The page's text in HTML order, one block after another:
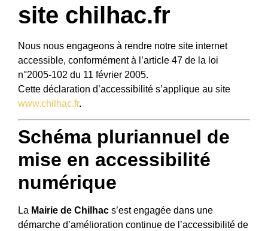
site chilhac.fr
Nous nous engageons à rendre notre site internet
accessible, conformément à l’article 47 de la loi
n°2005-102 du 11 février 2005.
Cette déclaration d’accessibilité s’applique au site
www.chilhac.fr.
Schéma pluriannuel de
mise en accessibilité
numérique
La Mairie de Chilhac s’est engagée dans une
démarche d’amélioration continue de l’accessibilité de